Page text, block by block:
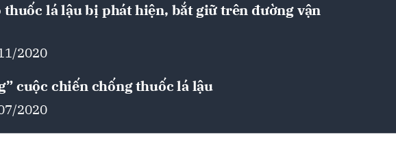
thuốc lá lậu bị phát hiện, bắt giữ trên đường vận
2020
cuộc chiến chống thuốc lá lậu
2020